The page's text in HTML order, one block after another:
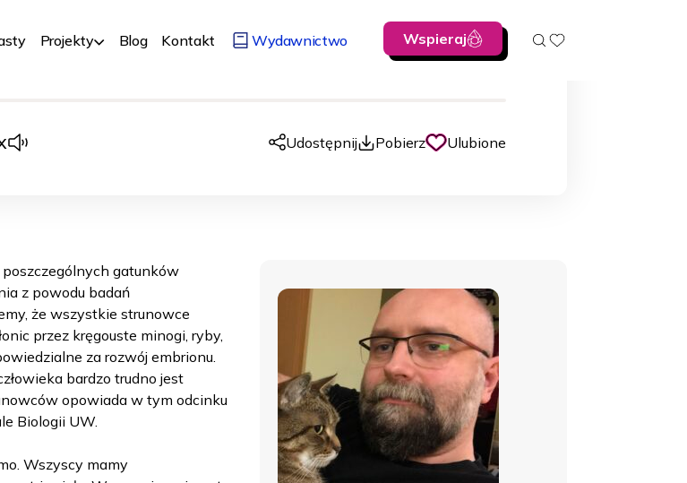
Projekty Blog Kontakt Wydawnictwo Wspieraj
Biologia, medycyna, chemiaCzłowiek
Udostępnij Pobierz Ulubione
gatunków
z powodu badań
że wszystkie strunowce
przez kręgouste minogi, ryby,
za rozwój embrionu.
bardzo trudno jest
opowiada w tym odcinku
Biologii UW.
Wszyscy mamy